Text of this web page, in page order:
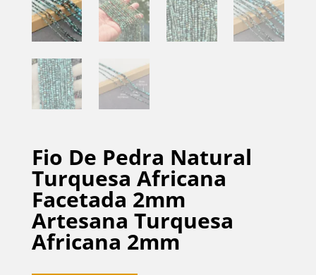
Fio De Pedra Natural
Turquesa Africana
Facetada 2mm
Artesana Turquesa
Africana 2mm